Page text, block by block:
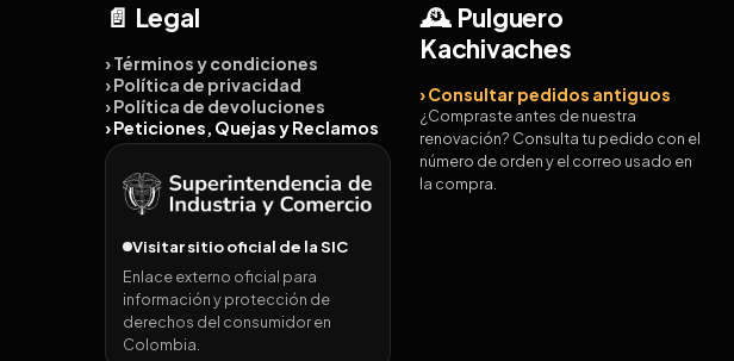
📄 Legal
› Términos y condiciones
› Política de privacidad
› Política de devoluciones
› Peticiones, Quejas y Reclamos
Visitar sitio oficial de la SIC
Enlace externo oficial para
información y protección de
derechos del consumidor en
Colombia.
🕰️ Pulguero
Kachivaches
› Consultar pedidos antiguos
¿Compraste antes de nuestra
renovación? Consulta tu pedido con el
número de orden y el correo usado en
la compra.